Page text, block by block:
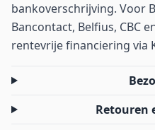
bankoverschrijving. Voor
Bancontact, Belfius, CBC
rentevrije financiering via
Retouren